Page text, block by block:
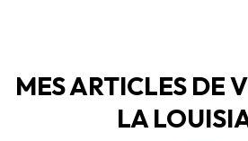
MES ARTICLES DE
LA